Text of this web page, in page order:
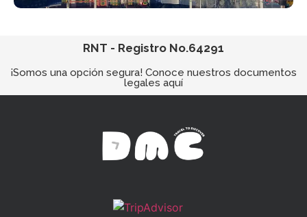
RNT - Registro No.64291
¡Somos una opción segura! Conoce nuestros documentos
legales aquí